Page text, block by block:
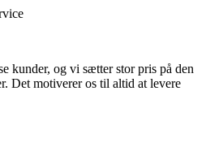
kunder, og vi sætter stor pris på den
Det motiverer os til altid at levere